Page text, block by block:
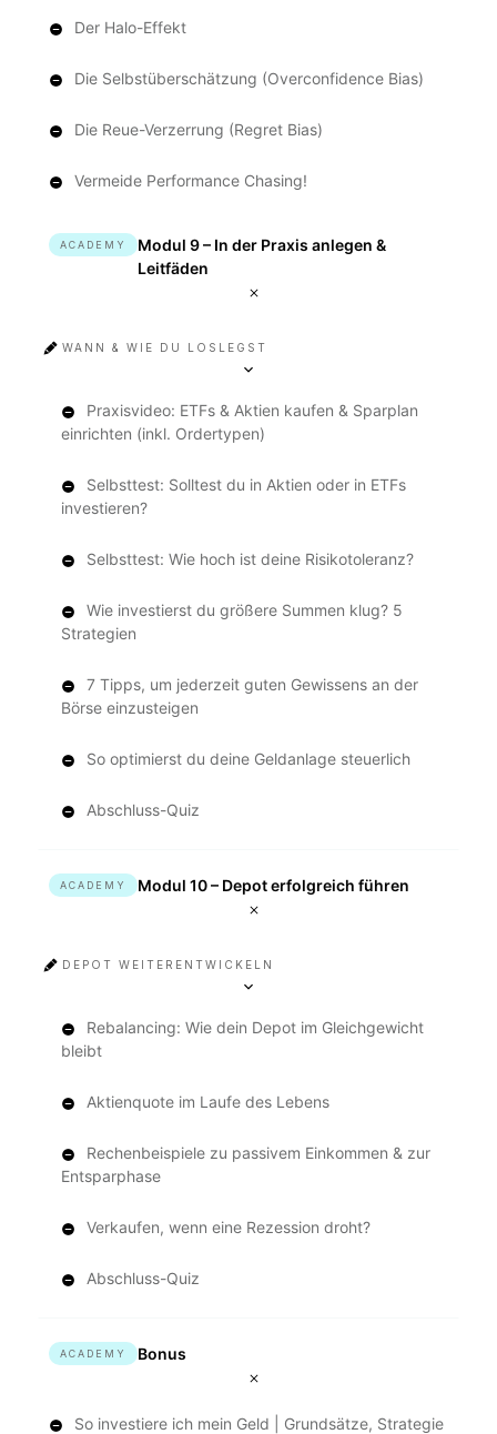
Der Halo-Effekt
Die Selbstüberschätzung (Overconfidence Bias)
Die Reue-Verzerrung (Regret Bias)
Vermeide Performance Chasing!
ACADEMY
Modul 9 – In der Praxis anlegen &
Leitfäden
WANN & WIE DU LOSLEGST
Praxisvideo: ETFs & Aktien kaufen & Sparplan
einrichten (inkl. Ordertypen)
Selbsttest: Solltest du in Aktien oder in ETFs
investieren?
Selbsttest: Wie hoch ist deine Risikotoleranz?
Wie investierst du größere Summen klug? 5
Strategien
7 Tipps, um jederzeit guten Gewissens an der
Börse einzusteigen
So optimierst du deine Geldanlage steuerlich
Abschluss-Quiz
ACADEMY Modul 10 – Depot erfolgreich führen
DEPOT WEITERENTWICKELN
Rebalancing: Wie dein Depot im Gleichgewicht
bleibt
Aktienquote im Laufe des Lebens
Rechenbeispiele zu passivem Einkommen & zur
Entsparphase
Verkaufen, wenn eine Rezession droht?
Abschluss-Quiz
ACADEMY Bonus
So investiere ich mein Geld | Grundsätze, Strategie